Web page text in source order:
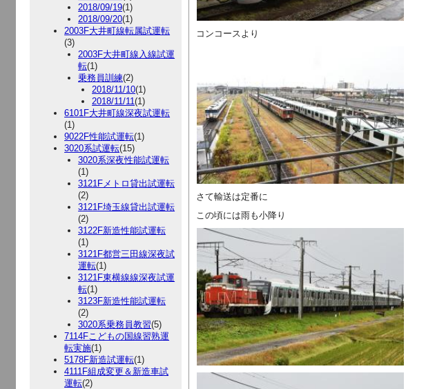
2018/09/19(1)
2018/09/20(1)
2003F大井町線転属試運転
(3)
2003F大井町線入線試運
転(1)
乗務員訓練(2)
2018/11/10(1)
2018/11/11(1)
6101F大井町線深夜試運転
(1)
9022F性能試運転(1)
3020系試運転(15)
3020系深夜性能試運転
(1)
3121Fメトロ貸出試運転
(2)
3121F埼玉線貸出試運転
(2)
3122F新造性能試運転
(1)
3121F都営三田線深夜試
運転(1)
3121F東横線線深夜試運
転(1)
3123F新造性能試運転
(2)
3020系乗務員教習(5)
7114Fこどもの国線習熟運
転実施(1)
5178F新造試運転(1)
4111F組成変更＆新造車試
運転(2)
コンコースより
さて輸送は定番に
この頃には雨も小降り